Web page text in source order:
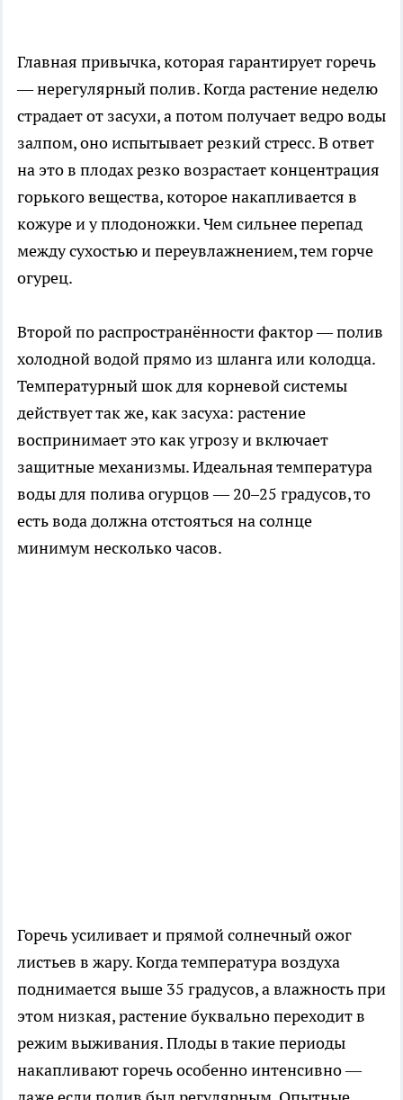
Главная привычка, которая гарантирует горечь
— нерегулярный полив. Когда растение неделю
страдает от засухи, а потом получает ведро воды
залпом, оно испытывает резкий стресс. В ответ
на это в плодах резко возрастает концентрация
горького вещества, которое накапливается в
кожуре и у плодоножки. Чем сильнее перепад
между сухостью и переувлажнением, тем горче
огурец.
Второй по распространённости фактор — полив
холодной водой прямо из шланга или колодца.
Температурный шок для корневой системы
действует так же, как засуха: растение
воспринимает это как угрозу и включает
защитные механизмы. Идеальная температура
воды для полива огурцов — 20–25 градусов, то
есть вода должна отстояться на солнце
минимум несколько часов.
Горечь усиливает и прямой солнечный ожог
листьев в жару. Когда температура воздуха
поднимается выше 35 градусов, а влажность при
этом низкая, растение буквально переходит в
режим выживания. Плоды в такие периоды
накапливают горечь особенно интенсивно —